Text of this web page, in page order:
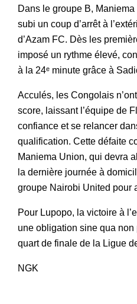
Dans le groupe B,
subi un coup d’arrêt à
d’Azam FC. Dès les
imposé un rythme élevé,
à la 24ᵉ minute grâce à
Acculés, les Congolais
score, laissant l’équipe de
confiance et se relancer
qualification. Cette défaite
Maniema Union, qui devra
la dernière journée à
groupe Nairobi United pour
Pour Lupopo, la victoire à
une obligation sine qua
quart de finale de la Ligue
NGK